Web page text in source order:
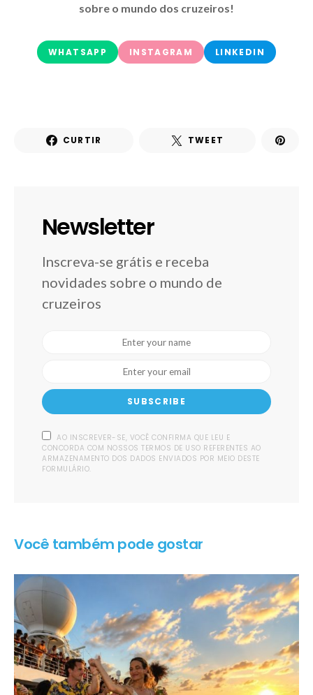
sobre o mundo dos cruzeiros!
WHATSAPP INSTAGRAM LINKEDIN
CURTIR TWEET
Newsletter
Inscreva-se grátis e receba
novidades sobre o mundo de
cruzeiros
SUBSCRIBE
AO INSCREVER-SE, VOCÊ CONFIRMA QUE LEU E
CONCORDA COM NOSSOS TERMOS DE USO REFERENTES AO
ARMAZENAMENTO DOS DADOS ENVIADOS POR MEIO DESTE
FORMULÁRIO.
Você também pode gostar